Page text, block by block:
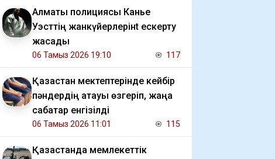
Алматы полициясы Канье
Уэсттің жанкүйерлерінt ескерту
жасады
06 Тамыз 2026 19:10 117
Қазақстан мектептерінде кейбір
пәндердің атауы өзгеріп, жаңа
сабақтар енгізілді
06 Тамыз 2026 11:01 115
Қазақстанда мемлекеттік